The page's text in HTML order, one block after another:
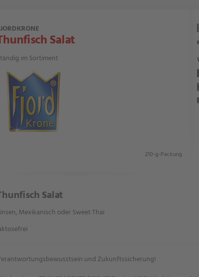
Salat
im Sortiment
210-g-Packung
Salat
Mexikanisch oder Sweet Thai
und Zukunftssicherung!